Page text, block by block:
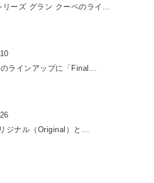
リーズ グラン クーペのライ...
ラインアップに「Final...
ジナル（Original）と...